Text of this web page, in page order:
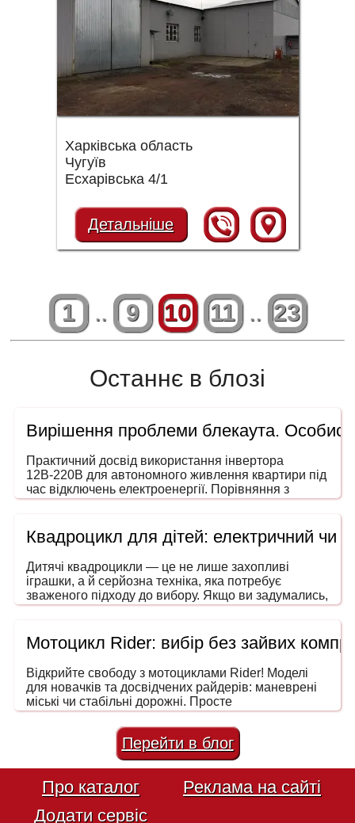
Харківська область
Чугуїв
Есхарівська 4/1
Детальніше
1 .. 9 10 11 .. 23
Останнє в блозі
Вирішення проблеми блекаута.
Практичний досвід використання інвертора
12В-220В для автономного живлення квартири під
час відключень електроенергії. Порівняння з
генераторами, ДБЖ і power station. На що звертати
Квадроцикл для дітей: електричний чи
Дитячі квадроцикли — це не лише захопливі
іграшки, а й серйозна техніка, яка потребує
зваженого підходу до вибору. Якщо ви задумались,
як обрати квадроцикл для дитини, то ця інструкція
та в межах вашого бюджету. Адже йдеться не
просто про розвагу — мова про безпечний
транспорт, що розвиває координацію, увагу та
навички водіння ще змалечку.
Мотоцикл Rider: вибір без зайвих
Відкрийте свободу з мотоциклами Rider! Моделі
для новачків та досвідчених райдерів: маневрені
міські чи стабільні дорожні. Просте
обслуговування та низька вартість володіння.
Перейти в блог
Про каталог
Додати сервіс
Реклама на сайті